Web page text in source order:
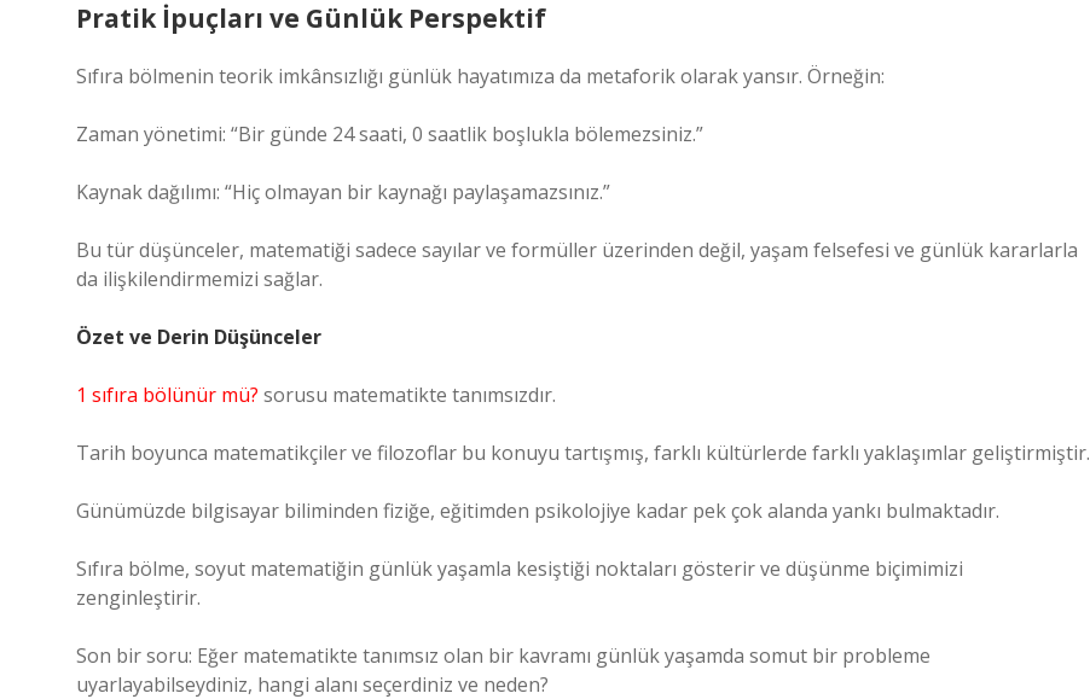
Pratik İpuçları ve Günlük Perspektif
Sıfıra bölmenin teorik imkânsızlığı günlük hayatımıza da metaforik olarak yansır. Örneğin:
Zaman yönetimi: “Bir günde 24 saati, 0 saatlik boşlukla bölemezsiniz.”
Kaynak dağılımı: “Hiç olmayan bir kaynağı paylaşamazsınız.”
Bu tür düşünceler, matematiği sadece sayılar ve formüller üzerinden değil, yaşam felsefesi ve günlük kararlarla
da ilişkilendirmemizi sağlar.
Özet ve Derin Düşünceler
1 sıfıra bölünür mü? sorusu matematikte tanımsızdır.
Tarih boyunca matematikçiler ve filozoflar bu konuyu tartışmış, farklı kültürlerde farklı yaklaşımlar geliştirmiştir.
Günümüzde bilgisayar biliminden fiziğe, eğitimden psikolojiye kadar pek çok alanda yankı bulmaktadır.
Sıfıra bölme, soyut matematiğin günlük yaşamla kesiştiği noktaları gösterir ve düşünme biçimimizi
zenginleştirir.
Son bir soru: Eğer matematikte tanımsız olan bir kavramı günlük yaşamda somut bir probleme
uyarlayabilseydiniz, hangi alanı seçerdiniz ve neden?